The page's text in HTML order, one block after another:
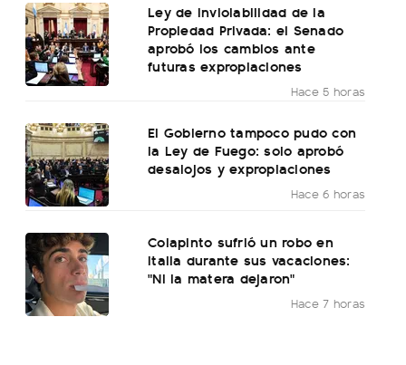
Ley de Inviolabilidad de la
Propiedad Privada: el Senado
aprobó los cambios ante
futuras expropiaciones
Hace 5 horas
El Gobierno tampoco pudo con
la Ley de Fuego: solo aprobó
desalojos y expropiaciones
Hace 6 horas
Colapinto sufrió un robo en
Italia durante sus vacaciones:
"Ni la matera dejaron"
Hace 7 horas